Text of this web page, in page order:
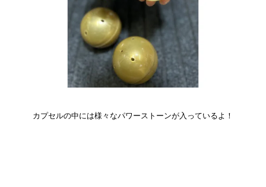
カプセルの中には様々なパワーストーンが入っているよ！